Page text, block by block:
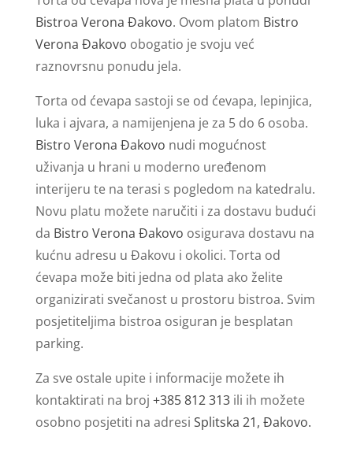
Bistroa Verona Đakovo. Ovom platom Bistro
Verona Đakovo obogatio je svoju već
raznovrsnu ponudu jela.
Torta od ćevapa sastoji se od ćevapa, lepinjica,
luka i ajvara, a namijenjena je za 5 do 6 osoba.
Bistro Verona Đakovo nudi mogućnost
uživanja u hrani u moderno uređenom
interijeru te na terasi s pogledom na katedralu.
Novu platu možete naručiti i za dostavu budući
da Bistro Verona Đakovo osigurava dostavu na
kućnu adresu u Đakovu i okolici. Torta od
ćevapa može biti jedna od plata ako želite
organizirati svečanost u prostoru bistroa. Svim
posjetiteljima bistroa osiguran je besplatan
parking.
Za sve ostale upite i informacije možete ih
kontaktirati na broj +385 812 313ili ih možete
osobno posjetiti na adresi Splitska 21, Đakovo.